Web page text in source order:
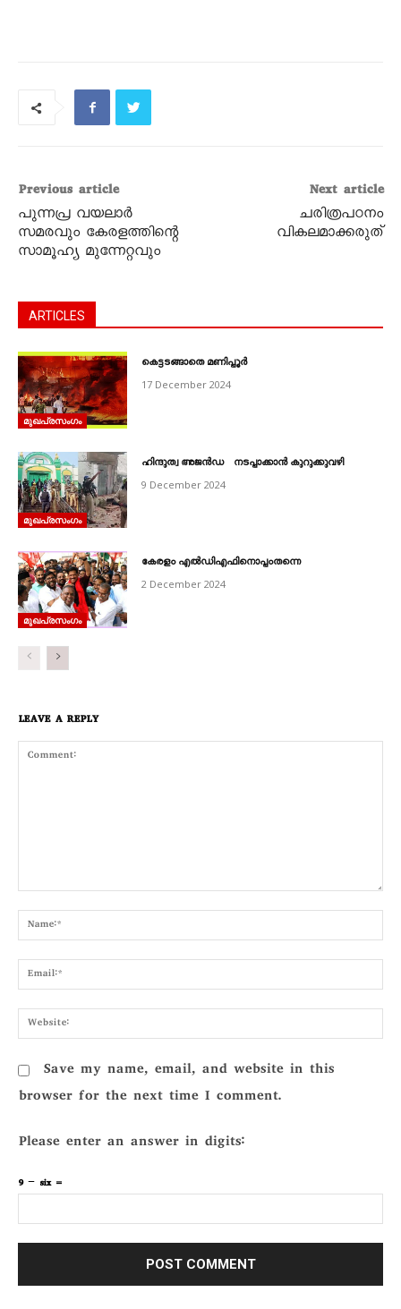
Previous article
പുന്നപ്ര വയലാര്‍
സമരവും കേരളത്തിന്റെ
സാമൂഹ്യ മുന്നേറ്റവും
Next article
ചരിത്രപഠനം
വികലമാക്കരുത്
ARTICLES
മുഖപ്രസംഗം
കെട്ടടങ്ങാതെ മണിപ്പൂർ
17 December 2024
മുഖപ്രസംഗം
ഹിന്ദുത്വ അജൻഡ നടപ്പാക്കാൻ കുറുക്കുവഴി
9 December 2024
മുഖപ്രസംഗം
കേരളം എൽഡിഎഫിനൊപ്പംതന്നെ
2 December 2024
LEAVE A REPLY
Save my name, email, and website in this
browser for the next time I comment.
Please enter an answer in digits:
9 − six =